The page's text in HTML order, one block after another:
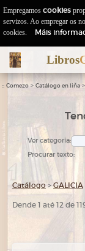
Libros
:: Comezo > Catálogo en liña >
Ver categoría:
Procurar texto:
Catálogo >GALICIA
Dende 1 até 12 de
Empregamos cookies
servizos. Ao empregar os
cookies.
Máis